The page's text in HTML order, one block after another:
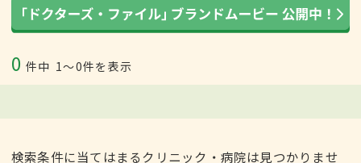
0 件中 1〜0件を表示
検索条件に当てはまるクリニック・病院は見つかりませ